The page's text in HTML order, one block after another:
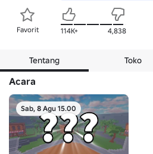
Favorit 114K+ 4,838
Tentang Toko
Acara
Sab, 8 Agu 15.00